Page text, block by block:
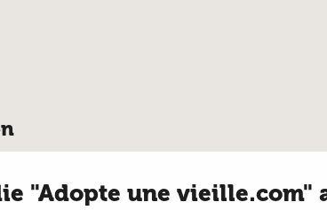
"Adopte une vieille.com"